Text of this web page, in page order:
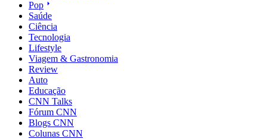
Pop
Saúde
Ciência
Tecnologia
Lifestyle
Viagem & Gastronomia
Review
Auto
Educação
CNN Talks
Fórum CNN
Blogs CNN
Colunas CNN